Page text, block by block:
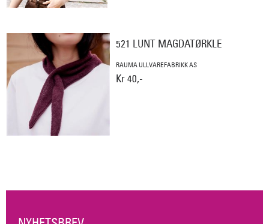
521 LUNT MAGDATØRKLE
RAUMA ULLVAREFABRIKK AS
Kr 40,-